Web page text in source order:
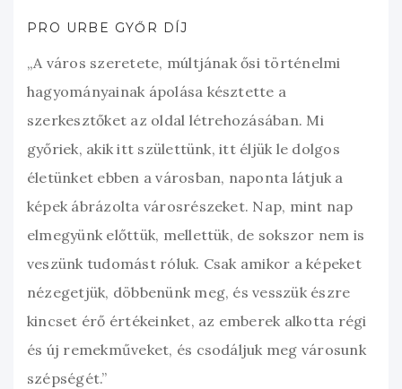
PRO URBE GYŐR DÍJ
„A város szeretete, múltjának ősi történelmi
hagyományainak ápolása késztette a
szerkesztőket az oldal létrehozásában. Mi
győriek, akik itt születtünk, itt éljük le dolgos
életünket ebben a városban, naponta látjuk a
képek ábrázolta városrészeket. Nap, mint nap
elmegyünk előttük, mellettük, de sokszor nem is
veszünk tudomást róluk. Csak amikor a képeket
nézegetjük, döbbenünk meg, és vesszük észre
kincset érő értékeinket, az emberek alkotta régi
és új remekműveket, és csodáljuk meg városunk
szépségét.”